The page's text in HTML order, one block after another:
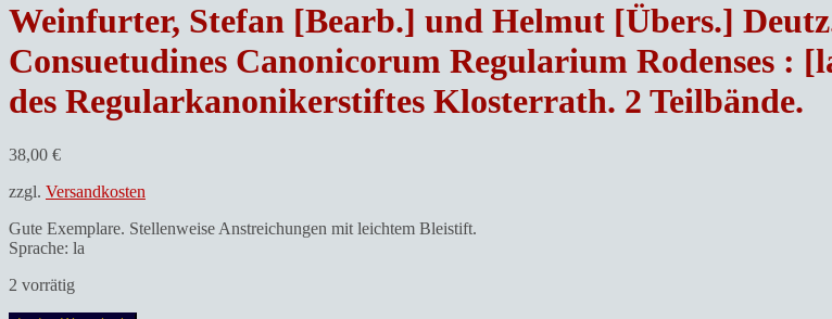
Weinfurter, Stefan [Bearb.] und Helmut [Übers.]
Consuetudines Canonicorum Regularium Rodenses :
des Regularkanonikerstiftes Klosterrath. 2 Teilbände.
38,00 €
zzgl. Versandkosten
Gute Exemplare. Stellenweise Anstreichungen mit leichtem Bleistift.
Sprache: la
2 vorrätig